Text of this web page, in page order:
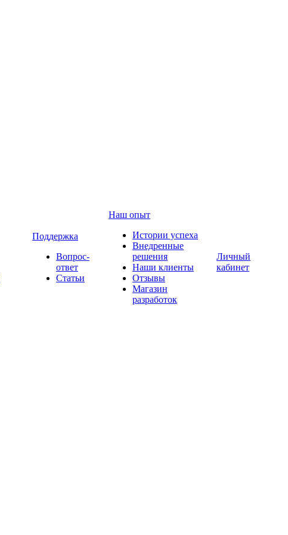
Поддержка
Вопрос-
ответ
Статьи
Наш опыт
Истории успеха
Внедренные
решения
Наши клиенты
Отзывы
Магазин
разработок
Личный
кабинет